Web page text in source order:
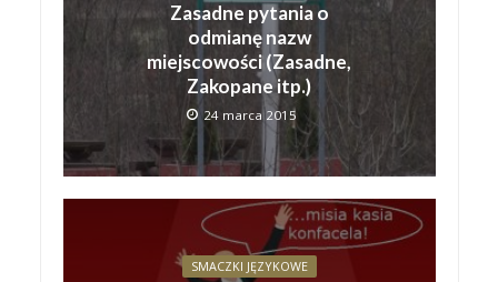
Zasadne pytania o
odmianę nazw
miejscowości (Zasadne,
Zakopane itp.)
24 marca 2015
SMACZKI JĘZYKOWE